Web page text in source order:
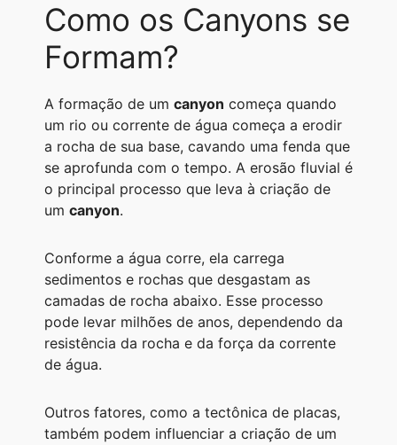
Como os Canyons se
Formam?
A formação de um canyon começa quando
um rio ou corrente de água começa a erodir
a rocha de sua base, cavando uma fenda que
se aprofunda com o tempo. A erosão fluvial é
o principal processo que leva à criação de
um canyon.
Conforme a água corre, ela carrega
sedimentos e rochas que desgastam as
camadas de rocha abaixo. Esse processo
pode levar milhões de anos, dependendo da
resistência da rocha e da força da corrente
de água.
Outros fatores, como a tectônica de placas,
também podem influenciar a criação de um